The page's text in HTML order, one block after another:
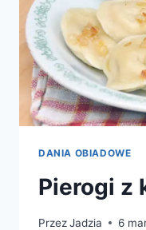
DANIA OBIADOWE
Pierogi z
PrzezJadzia 6